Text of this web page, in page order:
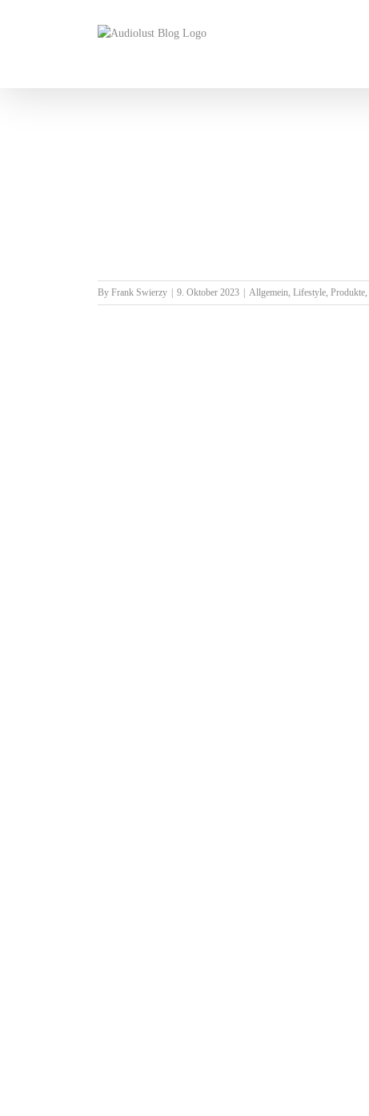
By Frank Swierzy 9. Oktober 2023 Allgemein, Lifestyle, Produkte,